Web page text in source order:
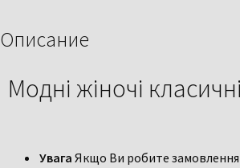
Описание
Модні жіночі
Увага Якщо Ви робите замовлення